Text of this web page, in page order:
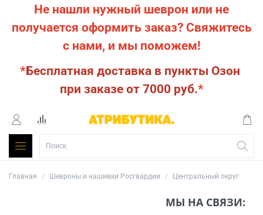
Не нашли нужный шеврон или не
получается оформить заказ? Свяжитесь
с нами, и мы поможем!
*Бесплатная доставка в пункты Озон
при заказе от 7000 руб.*
Главная Шевроны и нашивки Росгвардии Центральный округ
МЫ НА СВЯЗИ: